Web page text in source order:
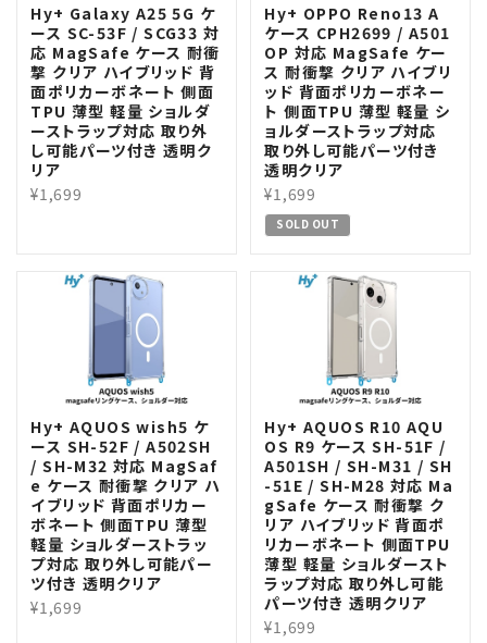
Hy+ Galaxy A25 5G ケ
ース SC-53F / SCG33 対
応 MagSafe ケース 耐衝
撃 クリア ハイブリッド 背
面ポリカーボネート 側面
TPU 薄型 軽量 ショルダ
ーストラップ対応 取り外
し可能パーツ付き 透明ク
リア
¥1,699
Hy+ OPPO Reno13 A
ケース CPH2699 / A501
OP 対応 MagSafe ケー
ス 耐衝撃 クリア ハイブリ
ッド 背面ポリカーボネー
ト 側面TPU 薄型 軽量 シ
ョルダーストラップ対応
取り外し可能パーツ付き
透明クリア
¥1,699
SOLD OUT
Hy+ AQUOS wish5 ケ
ース SH-52F / A502SH
/ SH-M32 対応 MagSaf
e ケース 耐衝撃 クリア ハ
イブリッド 背面ポリカー
ボネート 側面TPU 薄型
軽量 ショルダーストラッ
プ対応 取り外し可能パー
ツ付き 透明クリア
¥1,699
Hy+ AQUOS R10 AQU
OS R9 ケース SH-51F /
A501SH / SH-M31 / SH
-51E / SH-M28 対応 Ma
gSafe ケース 耐衝撃 ク
リア ハイブリッド 背面ポ
リカーボネート 側面TPU
薄型 軽量 ショルダースト
ラップ対応 取り外し可能
パーツ付き 透明クリア
¥1,699